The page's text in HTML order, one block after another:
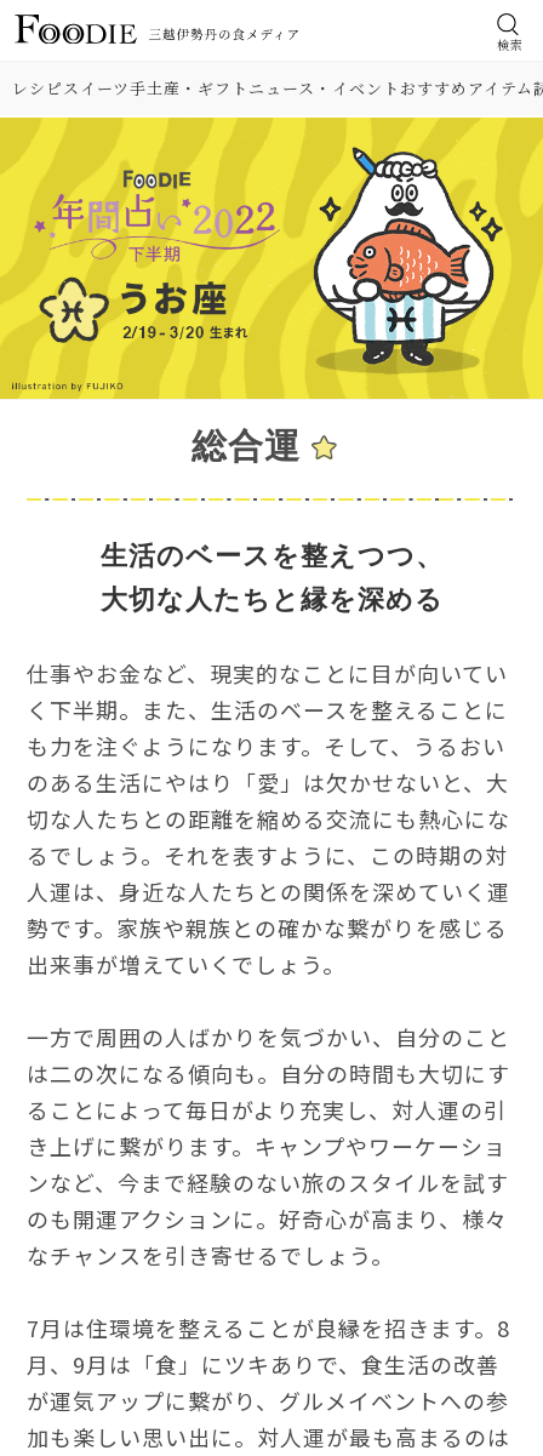
検索
レシピスイーツ手土産・ギフト ニュース・イベントおすすめアイテム
総合運
生活のベースを整えつつ、
大切な人たちと縁を深める
仕事やお金など、現実的なことに目が向いてい
く下半期。また、生活のベースを整えることに
も力を注ぐようになります。そして、うるおい
のある生活にやはり「愛」は欠かせないと、大
切な人たちとの距離を縮める交流にも熱心にな
るでしょう。それを表すように、この時期の対
人運は、身近な人たちとの関係を深めていく運
勢です。家族や親族との確かな繋がりを感じる
出来事が増えていくでしょう。
一方で周囲の人ばかりを気づかい、自分のこと
は二の次になる傾向も。自分の時間も大切にす
ることによって毎日がより充実し、対人運の引
き上げに繋がります。キャンプやワーケーショ
ンなど、今まで経験のない旅のスタイルを試す
のも開運アクションに。好奇心が高まり、様々
なチャンスを引き寄せるでしょう。
7月は住環境を整えることが良縁を招きます。8
月、9月は「食」にツキありで、食生活の改善
が運気アップに繋がり、グルメイベントへの参
加も楽しい思い出に。対人運が最も高まるのは